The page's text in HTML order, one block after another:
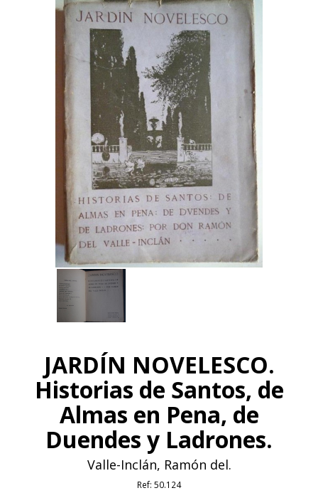
JARDÍN NOVELESCO.
Historias de Santos, de
Almas en Pena, de
Duendes y Ladrones.
Valle-Inclán, Ramón del.
Ref: 50.124